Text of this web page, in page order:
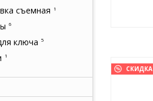
съемная 1
6
ключа 5
1
СКИДКА